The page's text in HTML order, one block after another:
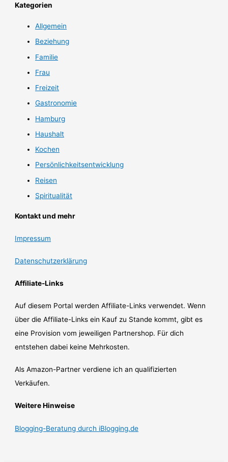
Kategorien
Allgemein
Beziehung
Familie
Frau
Freizeit
Gastronomie
Hamburg
Haushalt
Kochen
Persönlichkeitsentwicklung
Reisen
Spiritualität
Kontakt und mehr
Impressum
Datenschutzerklärung
Affiliate-Links
Auf diesem Portal werden Affiliate-Links verwendet. Wenn
über die Affiliate-Links ein Kauf zu Stande kommt, gibt es
eine Provision vom jeweiligen Partnershop. Für dich
entstehen dabei keine Mehrkosten.
Als Amazon-Partner verdiene ich an qualifizierten
Verkäufen.
Weitere Hinweise
Blogging-Beratung durch iBlogging.de